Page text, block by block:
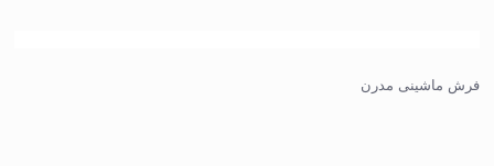
فرش ماشینی مدرن